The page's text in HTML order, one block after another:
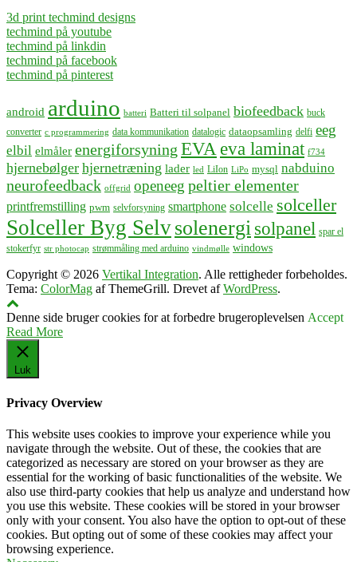
3d print techmind designs
techmind på youtube
techmind på linkdin
techmind på facebook
techmind på pinterest
android arduino batteri Batteri til solpanel biofeedback buck
converter c programmering data kommunikation datalogic dataopsamling delfi eeg
elbil elmåler energiforsyning EVA eva laminat f734
hjernebølger hjernetræning lader led LiIon LiPo mysql nabduino
neurofeedback offgrid openeeg peltier elementer
printfremstilling pwm selvforsyning smartphone solcelle solceller
Solceller Byg Selvsolenergisolpanel spar el
stokerfyr str photocap strømmåling med arduino vindmølle windows
Copyright © 2026 Vertikal Integration. Alle rettigheder forbeholdes.
Tema: ColorMag af ThemeGrill. Drevet afWordPress.
Denne side bruger cookies for at forbedre brugeroplevelsen Accept
Read More
Luk
Privacy Overview
This website uses cookies to improve your experience while you
navigate through the website. Out of these, the cookies that are
categorized as necessary are stored on your browser as they are
essential for the working of basic functionalities of the website. We
also use third-party cookies that help us analyze and understand how
you use this website. These cookies will be stored in your browser
only with your consent. You also have the option to opt-out of these
cookies. But opting out of some of these cookies may affect your
browsing experience.